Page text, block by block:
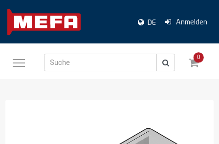
DE Anmelden
Suche
0